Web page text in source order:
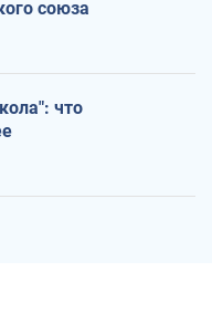
союза
что